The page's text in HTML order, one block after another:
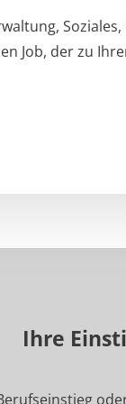
Job, der zu
Ihre